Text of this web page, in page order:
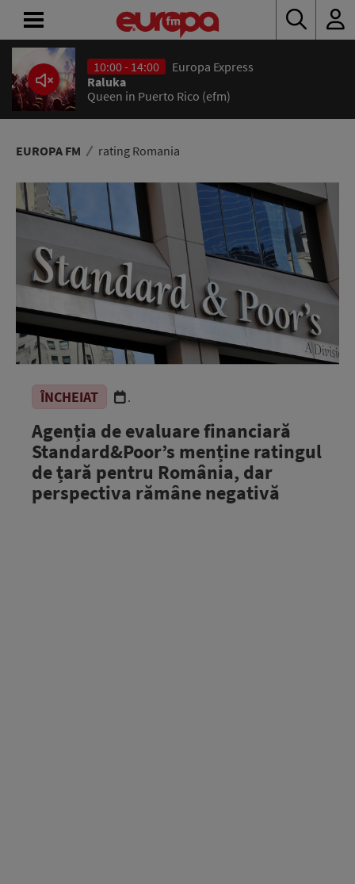
10:00 - 14:00
Europa Express
Raluka
Queen in Puerto Rico (efm)
EUROPA FM rating Romania
ÎNCHEIAT .
Agenția de evaluare financiară
Standard&Poor’s menține ratingul
de țară pentru România, dar
perspectiva rămâne negativă
ACASĂ
ȘTIRI
RADIO
CONCURSURI
PODCAST
ASCULTĂ
LIVE